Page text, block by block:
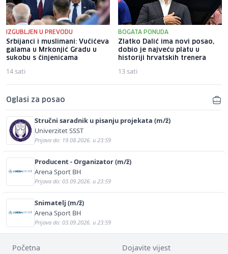
IZGUBLJEN U PREVODU
Srbijanci i muslimani: Vučićeva
galama u Mrkonjić Gradu u
sukobu s činjenicama
14 sati
BOGATA PONUDA
Zlatko Dalić ima novi posao,
dobio je najveću platu u
historiji hrvatskih trenera
13 sati
Oglasi za posao
Stručni saradnik u pisanju projekata (m/ž)
Univerzitet SSST
Prijava do: 19.08.2026. u 23:59
Producent - Organizator (m/ž)
Arena Sport BH
Prijava do: 03.09.2026. u 23:59
Snimatelj (m/ž)
Arena Sport BH
Prijava do: 03.09.2026. u 23:59
Početna Dojavite vijest